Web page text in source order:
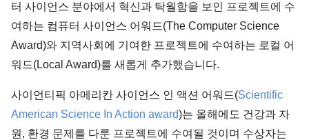
터 사이언스 분야에서 혁신과 탁월함을 보인 프로젝트에 수
여하는 컴퓨터 사이언스 어워드(The Computer Science
Award)와 지역사회에 기여한 프로젝트에 수여하는 로컬 어
워드(Local Award)를 새롭게 추가했습니다.
사이언티픽 아메리칸 사이언스 인 액션 어워드(Scientific
American Science In Action award)는 올해에도 건강과 자
원, 환경 문제를 다룬 프로젝트에 수여될 것이며 수상자는